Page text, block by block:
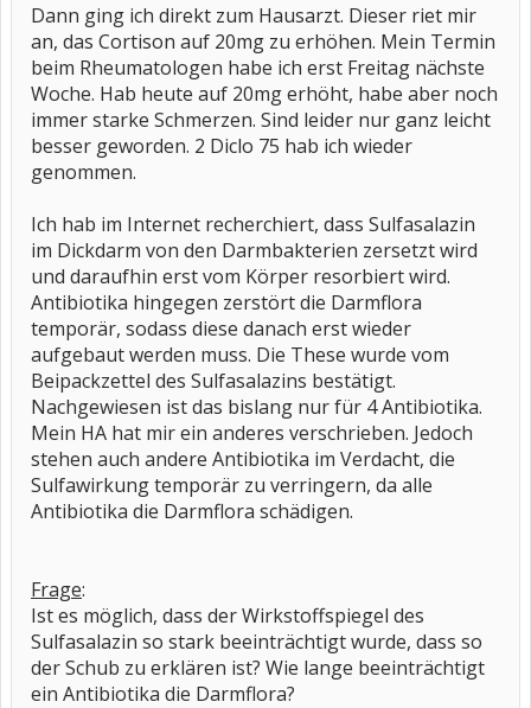
Dann ging ich direkt zum Hausarzt. Dieser riet mir
an, das Cortison auf 20mg zu erhöhen. Mein Termin
beim Rheumatologen habe ich erst Freitag nächste
Woche. Hab heute auf 20mg erhöht, habe aber noch
immer starke Schmerzen. Sind leider nur ganz leicht
besser geworden. 2 Diclo 75 hab ich wieder
genommen.
Ich hab im Internet recherchiert, dass Sulfasalazin
im Dickdarm von den Darmbakterien zersetzt wird
und daraufhin erst vom Körper resorbiert wird.
Antibiotika hingegen zerstört die Darmflora
temporär, sodass diese danach erst wieder
aufgebaut werden muss. Die These wurde vom
Beipackzettel des Sulfasalazins bestätigt.
Nachgewiesen ist das bislang nur für 4 Antibiotika.
Mein HA hat mir ein anderes verschrieben. Jedoch
stehen auch andere Antibiotika im Verdacht, die
Sulfawirkung temporär zu verringern, da alle
Antibiotika die Darmflora schädigen.
Frage:
Ist es möglich, dass der Wirkstoffspiegel des
Sulfasalazin so stark beeinträchtigt wurde, dass so
der Schub zu erklären ist? Wie lange beeinträchtigt
ein Antibiotika die Darmflora?